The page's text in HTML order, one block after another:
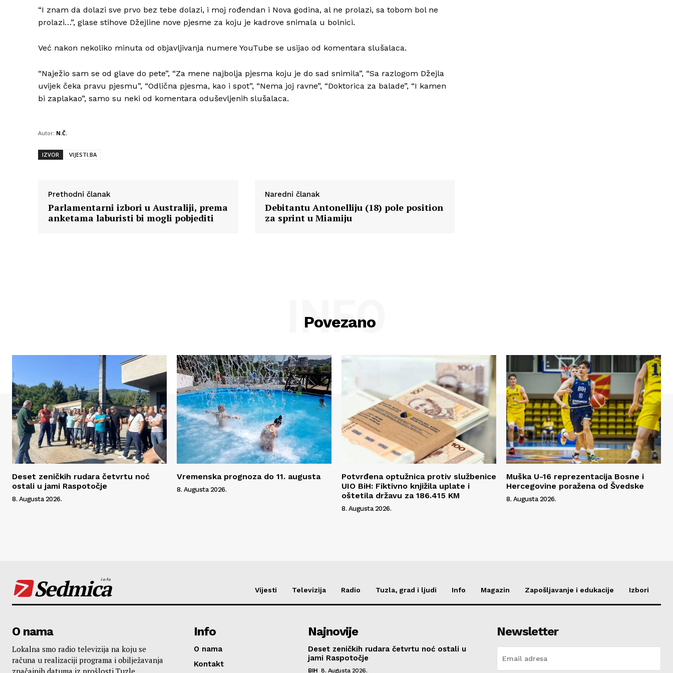
“I znam da dolazi sve prvo bez tebe dolazi, i moj rođendan i Nova godina, al ne prolazi, sa tobom bol ne
prolazi…”, glase stihove Džejline nove pjesme za koju je kadrove snimala u bolnici.
Već nakon nekoliko minuta od objavljivanja numere YouTube se usijao od komentara slušalaca.
“Naježio sam se od glave do pete”, “Za mene najbolja pjesma koju je do sad snimila”, “Sa razlogom Džejla
uvijek čeka pravu pjesmu”, “Odlična pjesma, kao i spot”, “Nema joj ravne”, “Doktorica za balade”, “I kamen
bi zaplakao”, samo su neki od komentara oduševljenih slušalaca.
Autor: N.Č.
IZVOR VIJESTI.BA
Prethodni članak
Parlamentarni izbori u Australiji, prema
anketama laburisti bi mogli pobjediti
Naredni članak
Debitantu Antonelliju (18) pole position
za sprint u Miamiju
Povezano
INFO
Deset zeničkih rudara četvrtu noć
ostali u jami Raspotočje
8. Augusta 2026.
Vremenska prognoza do 11. augusta
8. Augusta 2026.
Potvrđena optužnica protiv službenice
UIO BiH: Fiktivno knjižila uplate i
oštetila državu za 186.415 KM
8. Augusta 2026.
Muška U-16 reprezentacija Bosne i
Hercegovine poražena od Švedske
8. Augusta 2026.
Sedmica
info
Vijesti Televizija Radio Tuzla, grad i ljudi Info Magazin Zapošljavanje i edukacije Izbori
O nama
Lokalna smo radio televizija na koju se
računa u realizaciji programa i obilježavanja
značajnih datuma iz prošlosti Tuzle,
Info
O nama
Kontakt
Najnovije
Deset zeničkih rudara četvrtu noć ostali u
jami Raspotočje
BIH 8. Augusta 2026.
Newsletter